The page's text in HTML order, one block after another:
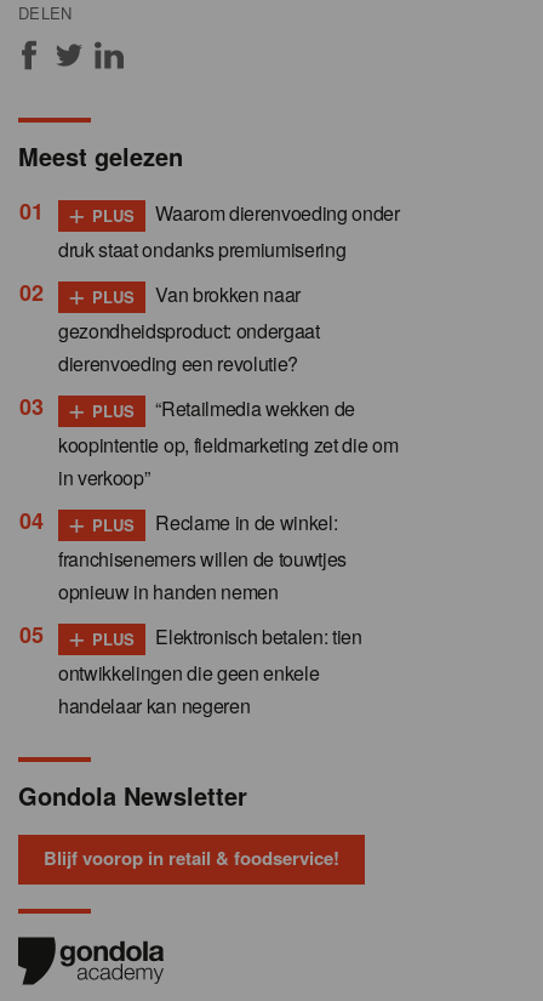
DELEN
Meest gelezen
+ PLUS
Waarom dierenvoeding onder
druk staat ondanks premiumisering
+ PLUS
Van brokken naar
gezondheidsproduct: ondergaat
dierenvoeding een revolutie?
+ PLUS
“Retailmedia wekken de
koopintentie op, fieldmarketing zet die om
in verkoop”
+ PLUS
Reclame in de winkel:
franchisenemers willen de touwtjes
opnieuw in handen nemen
+ PLUS
Elektronisch betalen: tien
ontwikkelingen die geen enkele
handelaar kan negeren
Gondola Newsletter
Blijf voorop in retail & foodservice!